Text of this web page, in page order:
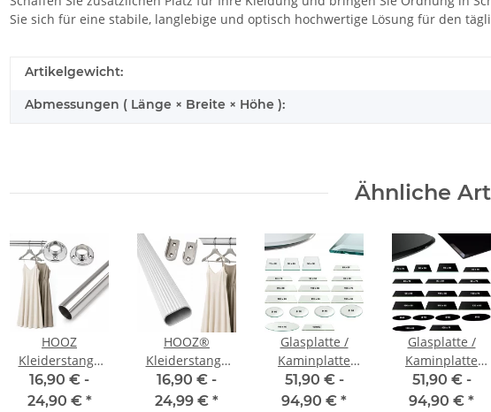
Sie sich für eine stabile, langlebige und optisch hochwertige Lösung für den
Artikelgewicht:
Abmessungen ( Länge × Breite × Höhe ):
Ähnliche
HOOZ
Kleiderstange
Chrom mit
Halterung in 5
16,90 € -
24,90 € *
HOOZ®
Kleiderstange
50 - 120 cm Oval
Aluminium
16,90 € -
24,99 € *
Glasplatte /
Kaminplatte
ESG-Glas –
Klarglas
51,90 € -
94,90 € *
Glasplatte /
Kaminplatte
ESG-Glas –
schwarz
51,90 € -
94,90 € *